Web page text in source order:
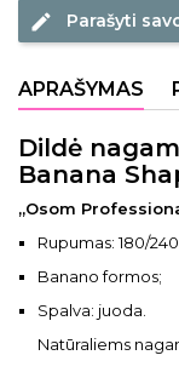
edit Parašyti
APRAŠYMAS
Dildė
Banana
„Osom
Rupumas: 180/
Banano formos;
Spalva: juoda.
Natūraliems